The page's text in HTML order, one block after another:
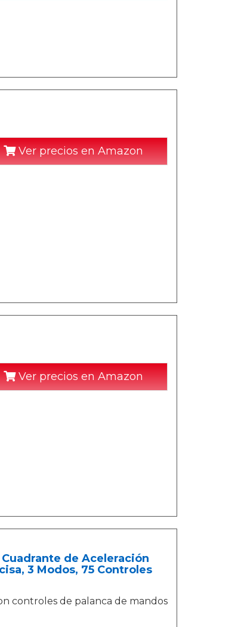
Ver precios en Amazon
Ver precios en Amazon
de Aceleración
3 Modos, 75 Controles
controles de palanca de mandos